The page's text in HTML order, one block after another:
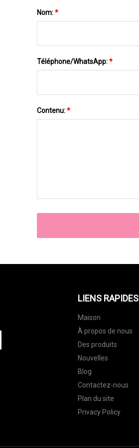
Nom:*
Téléphone/WhatsApp:*
Contenu:*
LIENS RAPIDES
Maison
À propos de nous
Des produits
Nouvelles
Blog
Contactez-nous
Plan du site
Privacy Policy